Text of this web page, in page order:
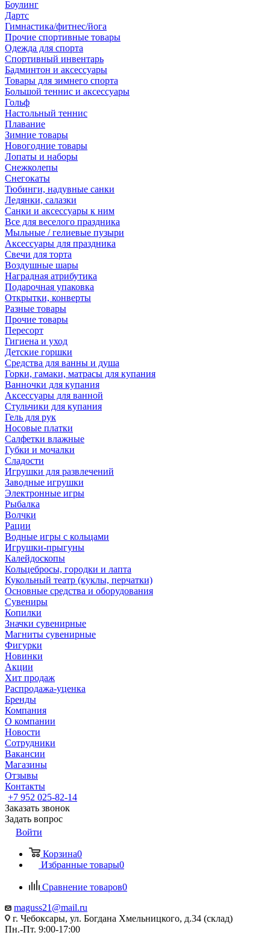
Боулинг
Дартс
Гимнастика/фитнес/йога
Прочие спортивные товары
Одежда для спорта
Спортивный инвентарь
Бадминтон и аксессуары
Товары для зимнего спорта
Большой теннис и аксессуары
Гольф
Настольный теннис
Плавание
Зимние товары
Новогодние товары
Лопаты и наборы
Снежколепы
Снегокаты
Тюбинги, надувные санки
Ледянки, салазки
Санки и аксессуары к ним
Все для веселого праздника
Мыльные / гелиевые пузыри
Аксессуары для праздника
Свечи для торта
Воздушные шары
Наградная атрибутика
Подарочная упаковка
Открытки, конверты
Разные товары
Прочие товары
Пересорт
Гигиена и уход
Детские горшки
Средства для ванны и душа
Горки, гамаки, матрасы для купания
Ванночки для купания
Аксессуары для ванной
Стульчики для купания
Гель для рук
Носовые платки
Салфетки влажные
Губки и мочалки
Сладости
Игрушки для развлечений
Заводные игрушки
Электронные игры
Рыбалка
Волчки
Рации
Водные игры с кольцами
Игрушки-прыгуны
Калейдоскопы
Кольцебросы, городки и лапта
Кукольный театр (куклы, перчатки)
Основные средства и оборудования
Сувениры
Копилки
Значки сувенирные
Магниты сувенирные
Фигурки
Новинки
Акции
Хит продаж
Распродажа-уценка
Бренды
Компания
О компании
Новости
Сотрудники
Вакансии
Магазины
Отзывы
Контакты
+7 952 025-82-14
Заказать звонок
Задать вопрос
Войти
Корзина0
Избранные товары0
Сравнение товаров0
maguss21@mail.ru
г. Чебоксары, ул. Богдана Хмельницкого, д.34 (склад)
Пн.-Пт. 9:00-17:00